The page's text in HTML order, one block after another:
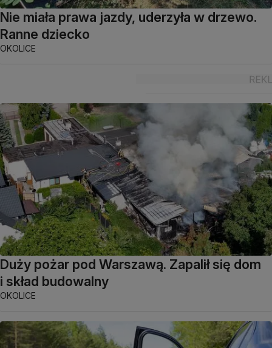
Nie miała prawa jazdy, uderzyła w drzewo.
Ranne dziecko
OKOLICE
Duży pożar pod Warszawą. Zapalił się dom
i skład budowalny
OKOLICE